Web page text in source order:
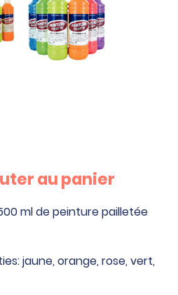
au panier
ml de peinture pailletée
jaune, orange, rose, vert,